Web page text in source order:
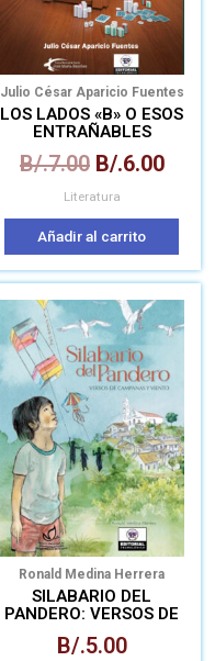
Julio César Aparicio Fuentes
LOS LADOS «B» O ESOS
ENTRAÑABLES
B/.7.00 B/.6.00
Literatura
Añadir al carrito
Ronald Medina Herrera
SILABARIO DEL
PANDERO: VERSOS DE
B/.5.00